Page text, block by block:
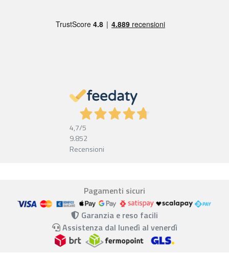
4,7/5
9.852
Recensioni
Pagamenti sicuri
Garanzia e reso facili
Assistenza dal lunedì al venerdì